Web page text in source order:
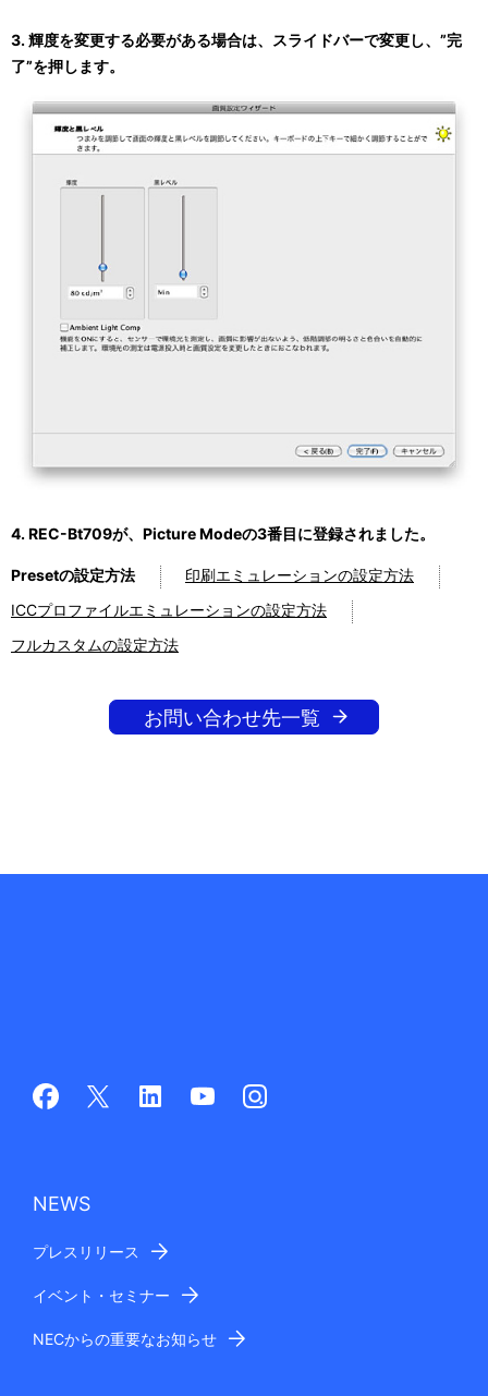
3. 輝度を変更する必要がある場合は、スライドバーで変更し、”完
了”を押します。
4. REC-Bt709が、Picture Modeの3番目に登録されました。
Presetの設定方法
印刷エミュレーションの設定方法
ICCプロファイルエミュレーションの設定方法
フルカスタムの設定方法
お問い合わせ先一覧
NEWS
プレスリリース
イベント・セミナー
NECからの重要なお知らせ